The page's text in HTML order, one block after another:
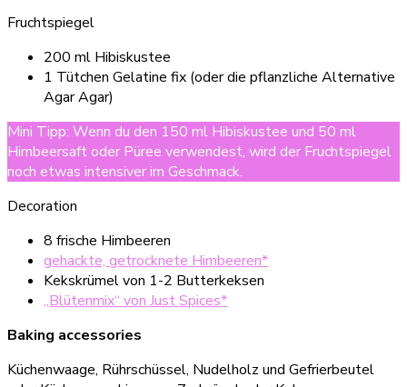
Fruchtspiegel
200 ml Hibiskustee
1 Tütchen Gelatine fix (oder die pflanzliche Alternative
Agar Agar)
Mini Tipp: Wenn du den 150 ml Hibiskustee und 50 ml
Himbeersaft oder Püree verwendest, wird der Fruchtspiegel
noch etwas intensiver im Geschmack.
Decoration
8 frische Himbeeren
gehackte, getrocknete Himbeeren*
Kekskrümel von 1-2 Butterkeksen
„Blütenmix“ von Just Spices*
Baking accessories
Küchenwaage, Rührschüssel, Nudelholz und Gefrierbeutel